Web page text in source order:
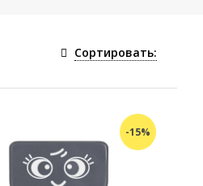
Сортировать:
-15%